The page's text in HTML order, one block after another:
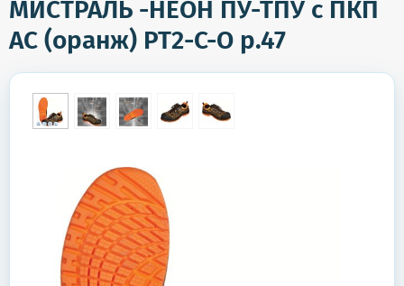
МИСТРАЛЬ -НЕОН ПУ-ТПУ с ПКП
АС (оранж) PT2-C-O р.47